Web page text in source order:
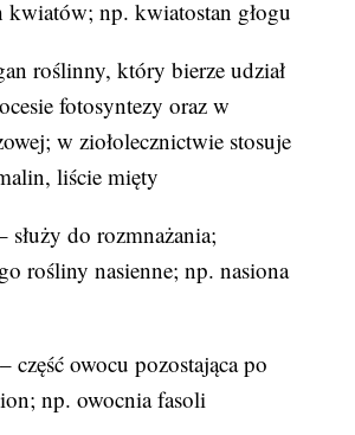
kwiatów; np. kwiatostan głogu
roślinny, który bierze udział
fotosyntezy oraz w
w ziołolecznictwie stosuje
liście mięty
służy do rozmnażania;
rośliny nasienne; np. nasiona
część owocu pozostająca po
np. owocnia fasoli